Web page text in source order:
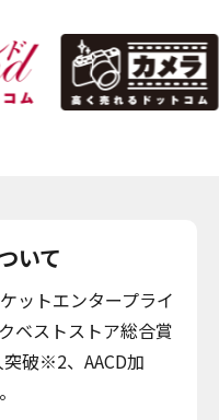
いて
ットエンタープライ
ベストストア総合賞
破※2、AACD加